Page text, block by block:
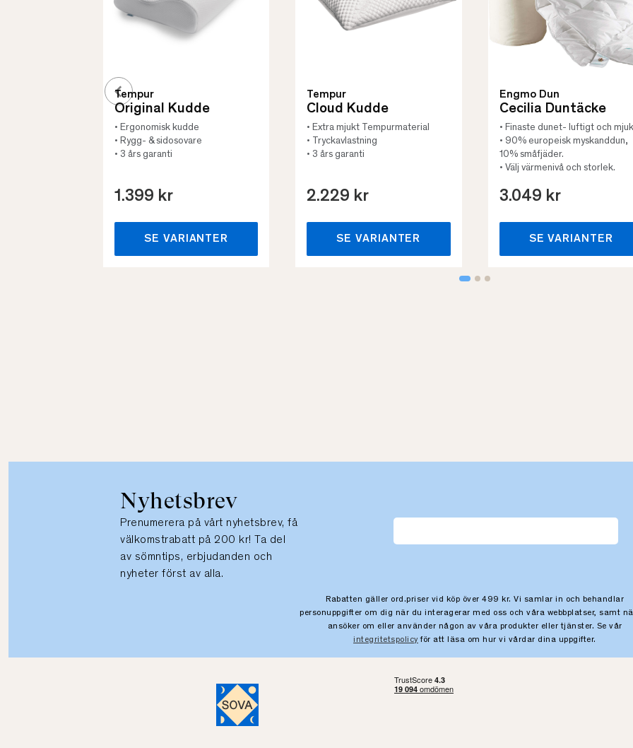
Tempur
Original Kudde
• Ergonomisk kudde
• Rygg- & sidosovare
• 3 års garanti
1.399 kr
SE VARIANTER
Tempur
Cloud Kudde
• Extra mjukt Tempurmaterial
• Tryckavlastning
• 3 års garanti
2.229 kr
SE VARIANTER
Engmo Dun
Cecilia Duntäcke
• Finaste dunet- luftigt och
• 90% europeisk myskanddun,
10% småfjäder.
• Välj värmenivå och storlek.
3.049 kr
SE VARIANTER
Nyhetsbrev
Prenumerera på vårt nyhetsbrev, få
välkomstrabatt på 200 kr! Ta del
av sömntips, erbjudanden och
nyheter först av alla.
Rabatten gäller ord.priser vid köp över 499 kr. Vi samlar in och behandlar
personuppgifter om dig när du interagerar med oss och våra webbplatser, samt
ansöker om eller använder någon av våra produkter eller tjänster. Se vår
integritetspolicy för att läsa om hur vi vårdar dina uppgifter.